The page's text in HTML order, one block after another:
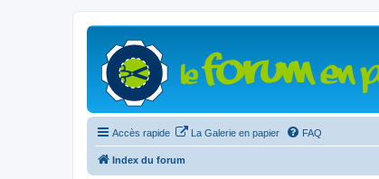
Accès rapide La Galerie en papier FAQ
Index du forum